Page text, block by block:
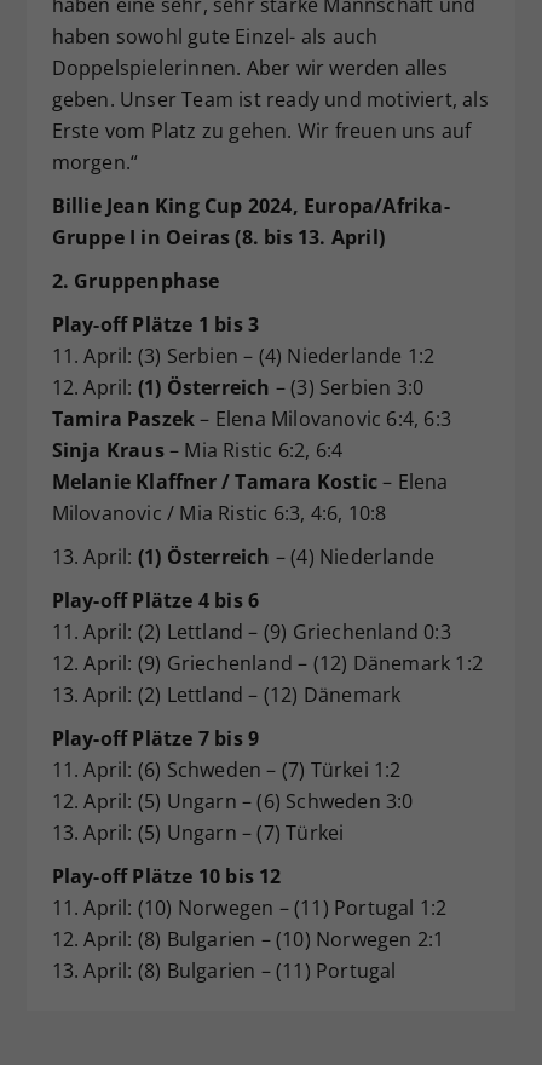
haben sowohl gute Einzel- als auch
Doppelspielerinnen. Aber wir werden alles
geben. Unser Team ist ready und motiviert, als
Erste vom Platz zu gehen. Wir freuen uns auf
morgen.“
Billie Jean King Cup 2024, Europa/Afrika-
Gruppe I in Oeiras (8. bis 13. April)
2. Gruppenphase
Play-off Plätze 1 bis 3
11. April: (3) Serbien – (4) Niederlande 1:2
12. April: (1) Österreich – (3) Serbien 3:0
Tamira Paszek– Elena Milovanovic 6:4, 6:3
Sinja Kraus– Mia Ristic 6:2, 6:4
Melanie Klaffner / Tamara Kostic– Elena
Milovanovic / Mia Ristic 6:3, 4:6, 10:8
13. April: (1) Österreich – (4) Niederlande
Play-off Plätze 4 bis 6
11. April: (2) Lettland – (9) Griechenland 0:3
12. April: (9) Griechenland – (12) Dänemark 1:2
13. April: (2) Lettland – (12) Dänemark
Play-off Plätze 7 bis 9
11. April: (6) Schweden – (7) Türkei 1:2
12. April: (5) Ungarn – (6) Schweden 3:0
13. April: (5) Ungarn – (7) Türkei
Play-off Plätze 10 bis 12
11. April: (10) Norwegen – (11) Portugal 1:2
12. April: (8) Bulgarien – (10) Norwegen 2:1
13. April: (8) Bulgarien – (11) Portugal